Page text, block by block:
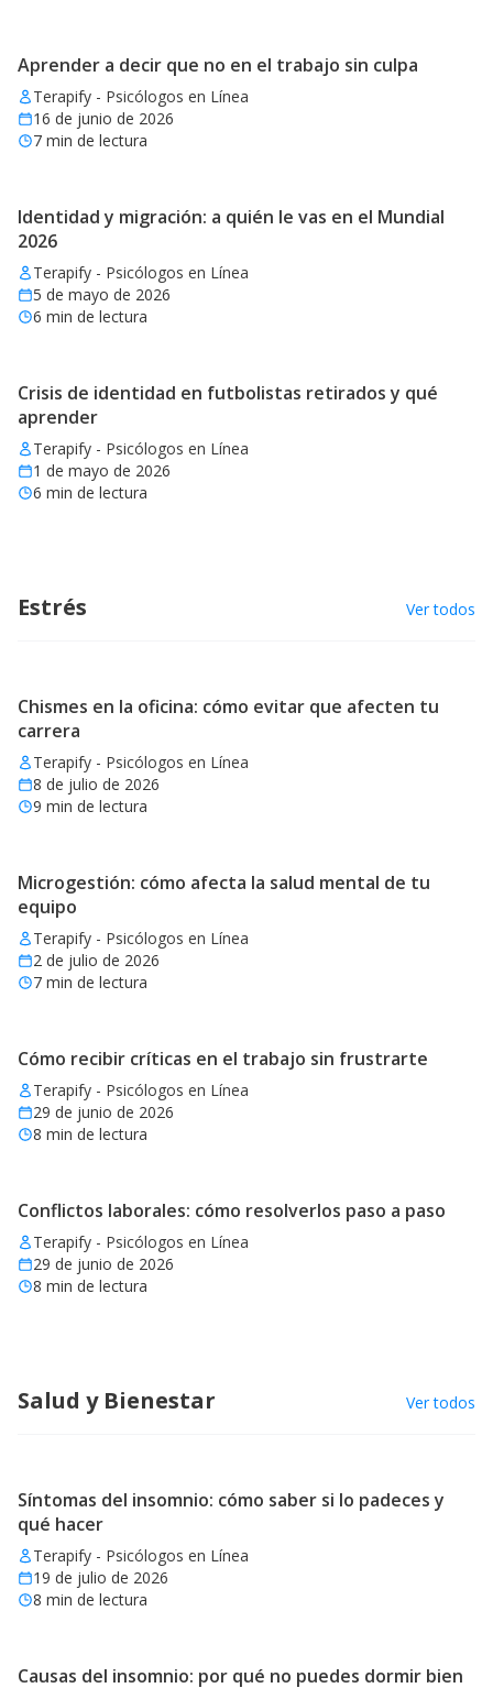
Aprender a decir que no en el trabajo sin culpa
Terapify - Psicólogos en Línea
16 de junio de 2026
7 min de lectura
Identidad y migración: a quién le vas en el Mundial
2026
Terapify - Psicólogos en Línea
5 de mayo de 2026
6 min de lectura
Crisis de identidad en futbolistas retirados y qué
aprender
Terapify - Psicólogos en Línea
1 de mayo de 2026
6 min de lectura
Estrés Ver todos
Chismes en la oficina: cómo evitar que afecten tu
carrera
Terapify - Psicólogos en Línea
8 de julio de 2026
9 min de lectura
Microgestión: cómo afecta la salud mental de tu
equipo
Terapify - Psicólogos en Línea
2 de julio de 2026
7 min de lectura
Cómo recibir críticas en el trabajo sin frustrarte
Terapify - Psicólogos en Línea
29 de junio de 2026
8 min de lectura
Conflictos laborales: cómo resolverlos paso a paso
Terapify - Psicólogos en Línea
29 de junio de 2026
8 min de lectura
Salud y Bienestar Ver todos
Síntomas del insomnio: cómo saber si lo padeces y
qué hacer
Terapify - Psicólogos en Línea
19 de julio de 2026
8 min de lectura
Causas del insomnio: por qué no puedes dormir bien